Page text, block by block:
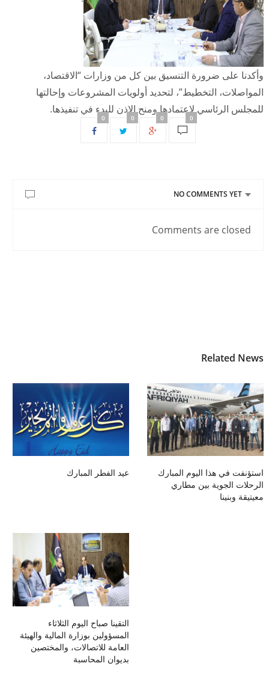
وأكدنا على ضرورة التنسيق بين كل من وزارات “الاقتصاد،
المواصلات، التخطيط”، لتحديد أولويات المشروعات وإحالتها
للمجلس الرئاسي لإعتمادها ومنح الإذن للبدء في تنفيذها.
0 0 0 0
NO COMMENTS YET
Comments are closed
Related News
عيد الفطر المبارك
استؤنفت في هذا اليوم المبارك
الرحلات الجوية بين مطاري
معيتيقة وبنينا
التقينا صباح اليوم الثلاثاء
المسؤولين بوزارة المالية والهيئة
العامة للاتصالات، والمختصين
بديوان المحاسبة